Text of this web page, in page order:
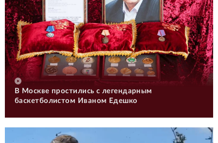
В Москве простились с легендарным
баскетболистом Иваном Едешко